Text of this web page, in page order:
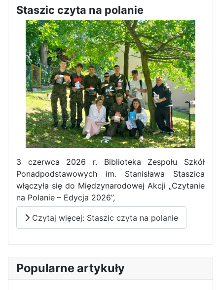
Rozpoczęcie kampanii „Gotowi
na kryzys” w ZSP w Iłży
Pierwszy tydzień praktyk
zawodowych naszych uczniów
w Portugalii za nami!
Staszic czyta na polanie
3 czerwca 2026 r. Biblioteka Zespołu Szkół
Ponadpodstawowych im. Stanisława Staszica
włączyła się do Międzynarodowej Akcji „Czytanie
na Polanie – Edycja 2026”,
Czytaj więcej: Staszic czyta na polanie
Popularne artykuły